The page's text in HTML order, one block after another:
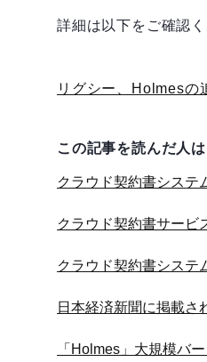
詳細は以下をご確認
リグシー、Holmesの
この記事を読んだ人
クラウド契約書システ
クラウド契約書サービ
クラウド契約書システ
日本経済新聞に掲載さ
「Holmes」大規模バ